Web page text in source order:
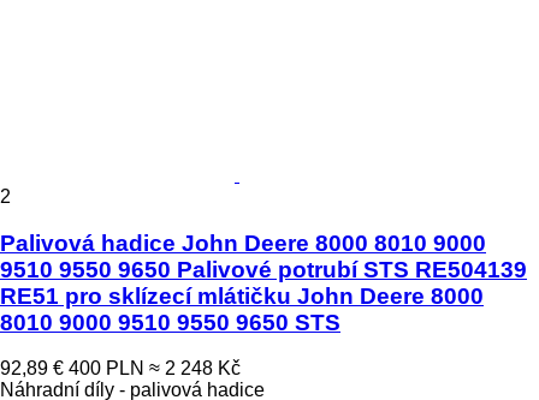
2
Palivová hadice John Deere 8000 8010 9000
9510 9550 9650 Palivové potrubí STS RE504139
RE51 pro sklízecí mlátičku John Deere 8000
8010 9000 9510 9550 9650 STS
92,89 € 400 PLN ≈ 2 248 Kč
Náhradní díly - palivová hadice